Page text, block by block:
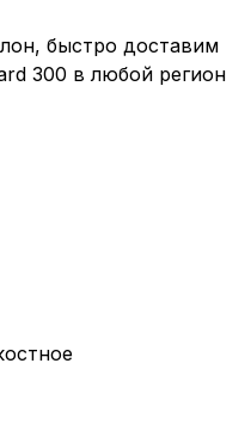
быстро доставим
300 в любой регион